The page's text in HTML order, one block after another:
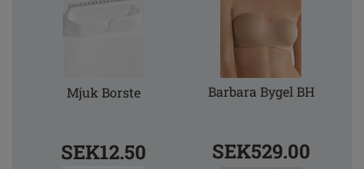
Mjuk Borste
SEK12.50
Barbara Bygel BH
SEK529.00